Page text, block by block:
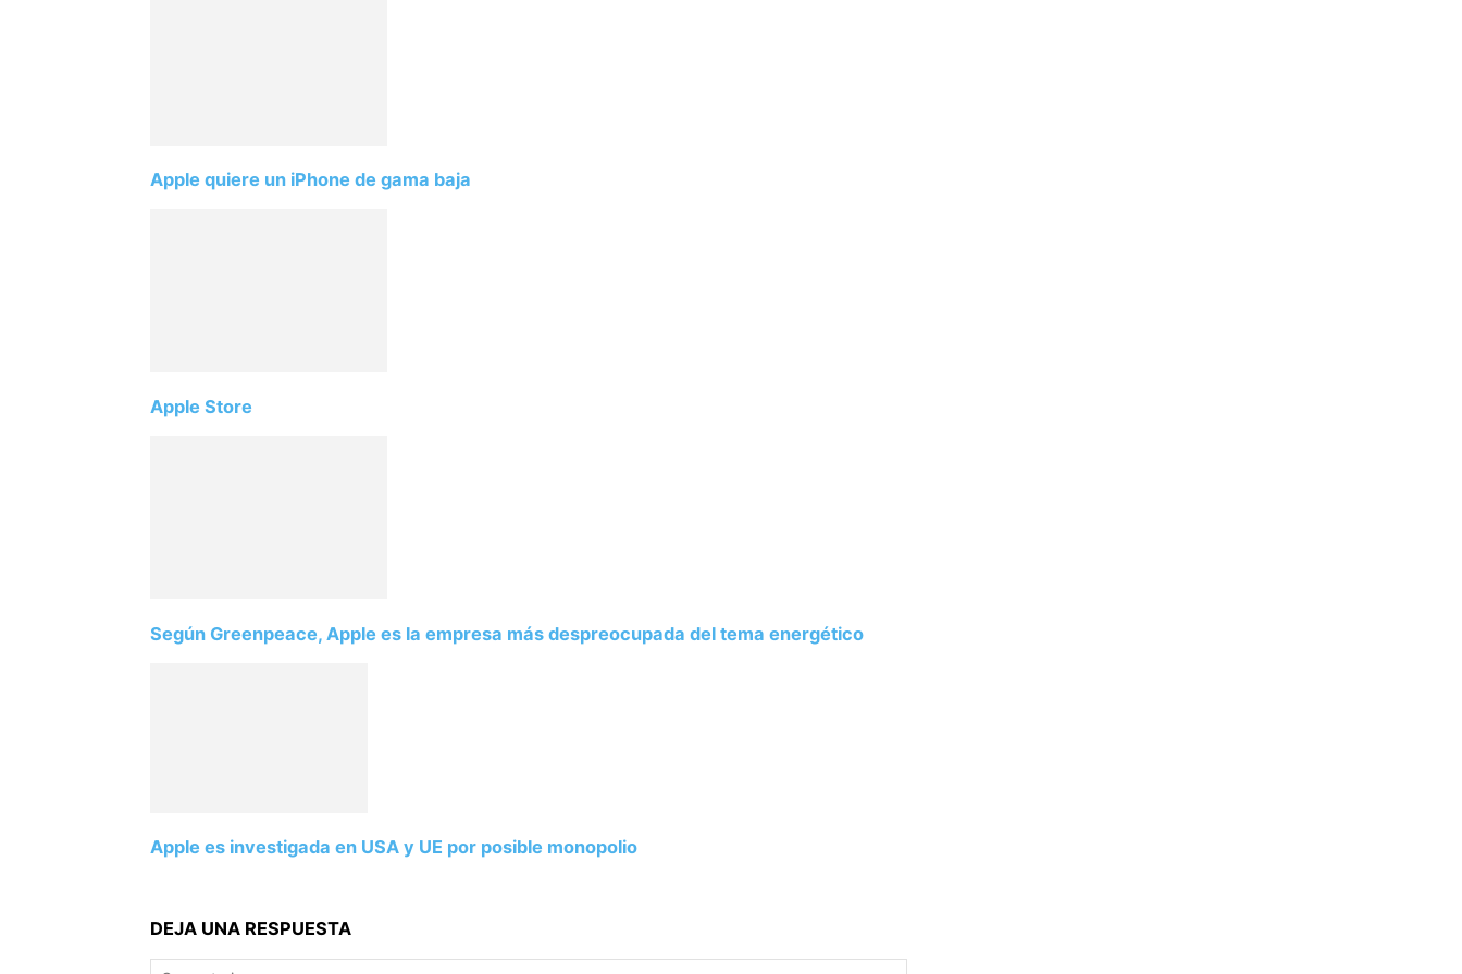
Apple quiere un iPhone de gama baja
Apple Store
Según Greenpeace, Apple es la empresa más despreocupada del tema energético
Apple es investigada en USA y UE por posible monopolio
DEJA UNA RESPUESTA